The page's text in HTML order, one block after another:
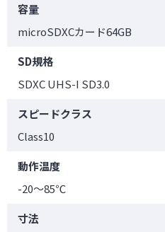
容量
microSDXCカード64GB
SD規格
SDXC UHS-I SD3.0
スピードクラス
Class10
動作温度
-20～85℃
寸法